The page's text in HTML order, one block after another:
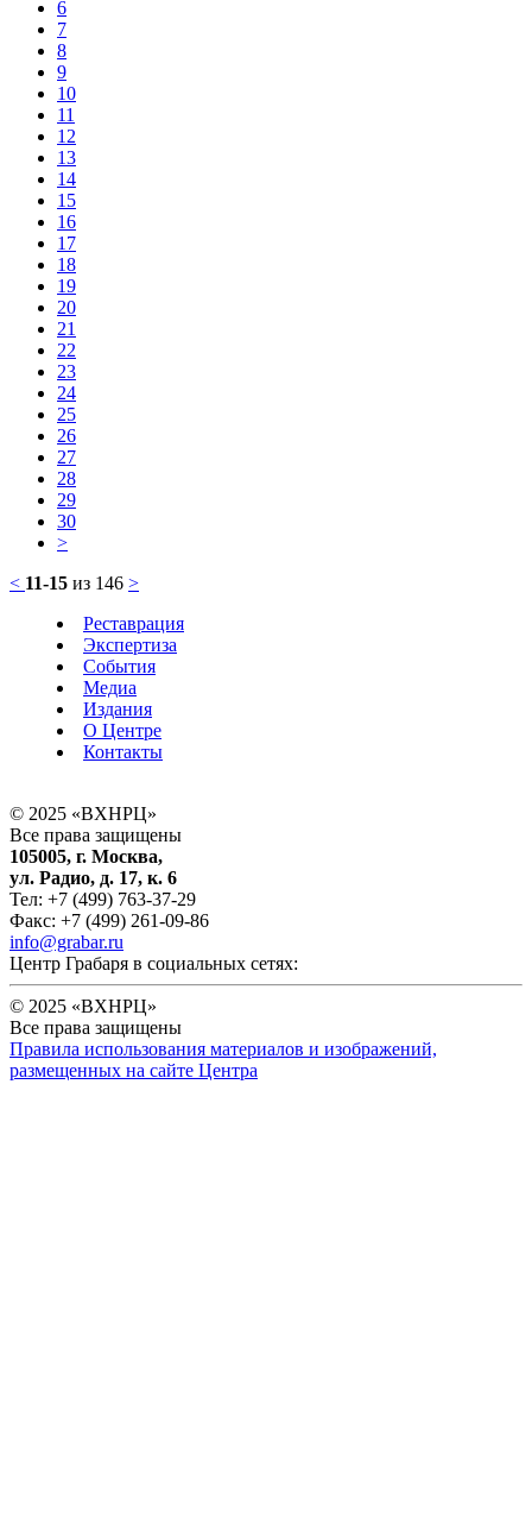
6
7
8
9
10
11
12
13
14
15
16
17
18
19
20
21
22
23
24
25
26
27
28
29
30
>
< 11-15 из 146 >
Реставрация
Экспертиза
События
Медиа
Издания
О Центре
Контакты
© 2025 «ВХНРЦ»
Все права защищены
105005, г. Москва,
ул. Радио, д. 17, к. 6
Тел: +7 (499) 763-37-29
Факс: +7 (499) 261-09-86
info@grabar.ru
Центр Грабаря в социальных сетях:
© 2025 «ВХНРЦ»
Все права защищены
Правила использования материалов и изображений,
размещенных на сайте Центра